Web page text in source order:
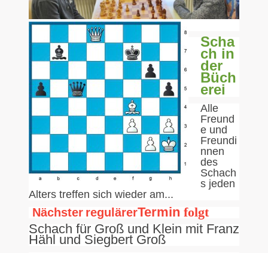
Scha
ch in
der
Büch
erei
Alle
Freund
e und
Freundi
nnen
des
Schach
s jeden
Alters treffen sich wieder am...
Nächster regulärerTermin folgt
Schach für Groß und Klein mit Franz
Hähl und Siegbert Groß